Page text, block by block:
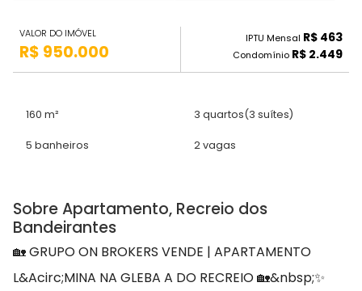
VALOR DO IMÓVEL
R$ 950.000
IPTU Mensal R$ 463
Condomínio R$ 2.449
160 m² 3 quartos(3 suítes)
5 banheiros 2 vagas
Sobre Apartamento, Recreio dos
Bandeirantes
🏡 GRUPO ON BROKERS VENDE | APARTAMENTO
L&Acirc;MINA NA GLEBA A DO RECREIO 🏡&nbsp;✨